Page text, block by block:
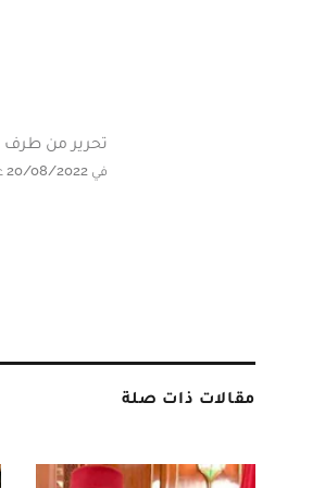
تحرير من طرف
في 20/08/2022 على الساعة 18:09
مقالات ذات صلة